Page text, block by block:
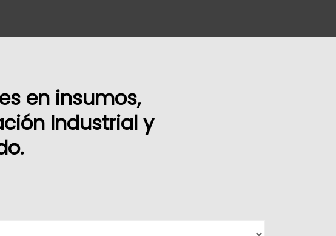
en insumos,
Industrial y